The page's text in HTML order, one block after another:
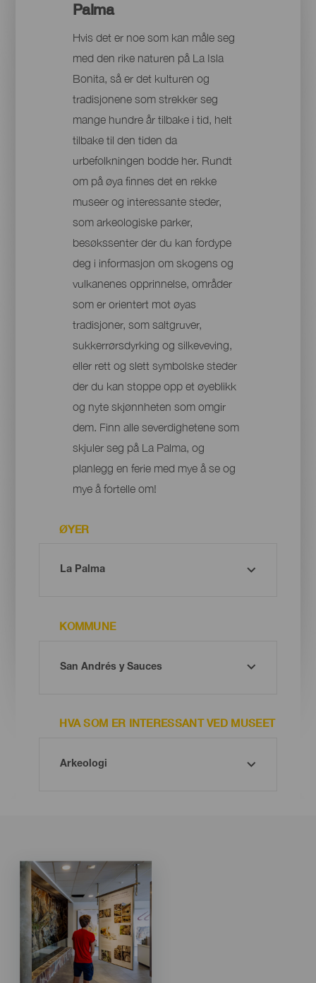
Palma
Hvis det er noe som kan måle seg
med den rike naturen på La Isla
Bonita, så er det kulturen og
tradisjonene som strekker seg
mange hundre år tilbake i tid, helt
tilbake til den tiden da
urbefolkningen bodde her. Rundt
om på øya finnes det en rekke
museer og interessante steder,
som arkeologiske parker,
besøkssenter der du kan fordype
deg i informasjon om skogens og
vulkanenes opprinnelse, områder
som er orientert mot øyas
tradisjoner, som saltgruver,
sukkerrørsdyrking og silkeveving,
eller rett og slett symbolske steder
der du kan stoppe opp et øyeblikk
og nyte skjønnheten som omgir
dem. Finn alle severdighetene som
skjuler seg på La Palma, og
planlegg en ferie med mye å se og
mye å fortelle om!
ØYER
KOMMUNE
HVA SOM ER INTERESSANT VED MUSEET
Imagen
Listado
Imagen